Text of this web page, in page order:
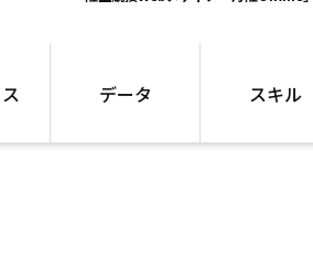
データ スキル